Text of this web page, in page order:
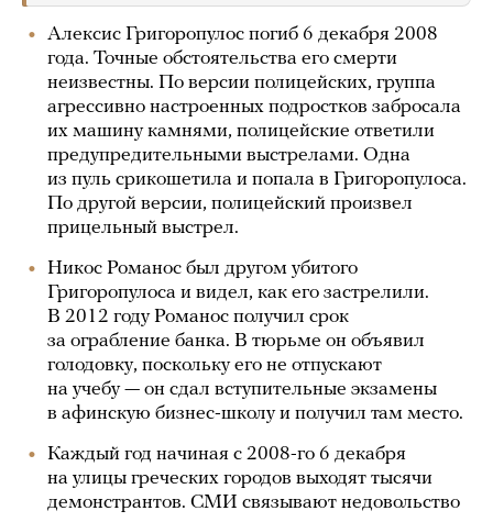
Алексис Григоропулос погиб 6 декабря 2008
года. Точные обстоятельства его смерти
неизвестны. По версии полицейских, группа
агрессивно настроенных подростков забросала
их машину камнями, полицейские ответили
предупредительными выстрелами. Одна
из пуль срикошетила и попала в Григоропулоса.
По другой версии, полицейский произвел
прицельный выстрел.
Никос Романос был другом убитого
Григоропулоса и видел, как его застрелили.
В 2012 году Романос получил срок
за ограбление банка. В тюрьме он объявил
голодовку, поскольку его не отпускают
на учебу — он сдал вступительные экзамены
в афинскую бизнес-школу и получил там место.
Каждый год начиная с 2008-го 6 декабря
на улицы греческих городов выходят тысячи
демонстрантов. СМИ связывают недовольство